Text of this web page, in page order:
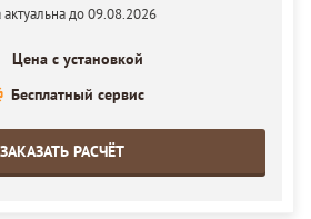
до 09.08.2026
Цена с установкой
Бесплатный сервис
ЗАКАЗАТЬ РАСЧЁТ